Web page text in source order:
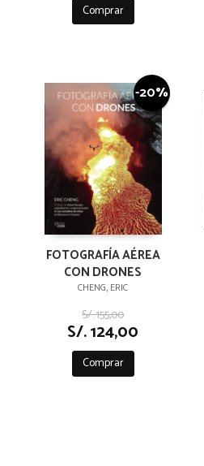
Comprar
-20%
FOTOGRAFÍA AÉREA
CON DRONES
CHENG, ERIC
S/. 155,00
S/. 124,00
Comprar